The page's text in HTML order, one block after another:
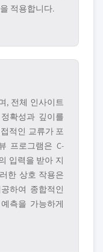
적용합니다.
, 전체 인사이트
확성과 깊이를
적인 교류가 포
프로그램은 C-
입력을 받아 지
한 상호 작용은
하여 종합적인
측을 가능하게